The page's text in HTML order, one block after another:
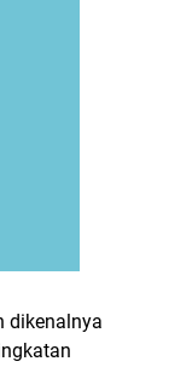
dikenalnya